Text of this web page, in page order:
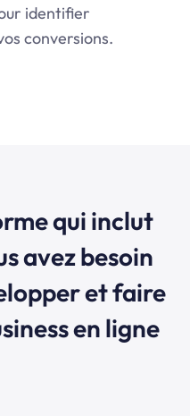
identifier
conversions.
qui inclut
avez besoin
et faire
en ligne